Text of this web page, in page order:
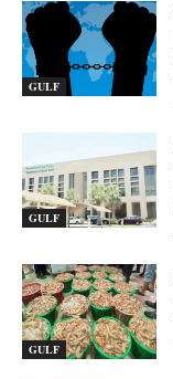
GULF
GULF
GULF